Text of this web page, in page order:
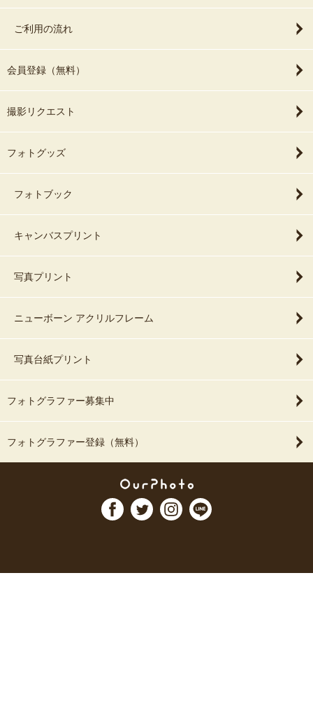
ご利用の流れ
会員登録（無料）
撮影リクエスト
フォトグッズ
フォトブック
キャンバスプリント
写真プリント
ニューボーン アクリルフレーム
写真台紙プリント
フォトグラファー募集中
フォトグラファー登録（無料）